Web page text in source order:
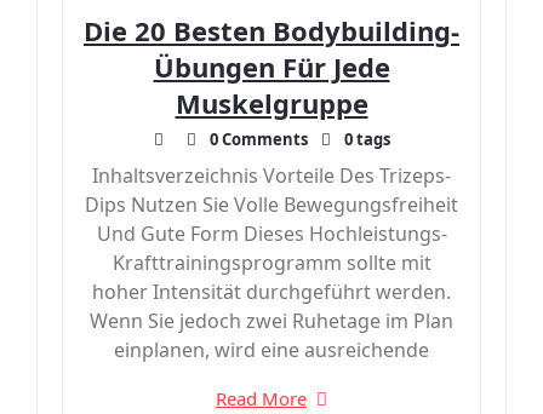
Die 20 Besten Bodybuilding-
Übungen Für Jede
Muskelgruppe
0 Comments 0 tags
Inhaltsverzeichnis Vorteile Des Trizeps-
Dips Nutzen Sie Volle Bewegungsfreiheit
Und Gute Form Dieses Hochleistungs-
Krafttrainingsprogramm sollte mit
hoher Intensität durchgeführt werden.
Wenn Sie jedoch zwei Ruhetage im Plan
einplanen, wird eine ausreichende
Read More